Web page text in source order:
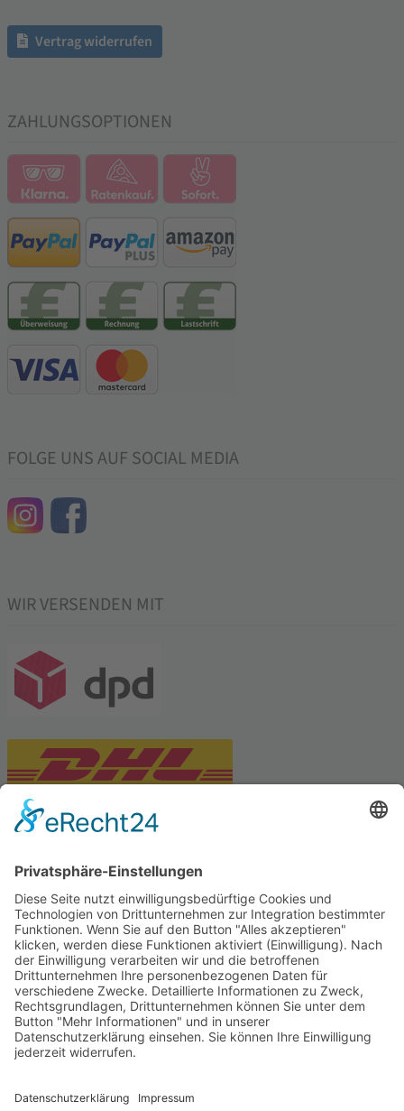
Vertrag widerrufen
ZAHLUNGSOPTIONEN
FOLGE UNS AUF SOCIAL MEDIA
WIR VERSENDEN MIT
Tekal – Textile Lebensqualität
Exklusive moderne & Orientteppiche
Feuerwerk XXL
Pyrotechnik online bestellen
© Stadtmühle Waldenbuch 2026